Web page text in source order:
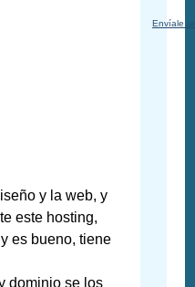
y la web, y
este hosting,
es bueno, tiene
dominio se los
Envíale